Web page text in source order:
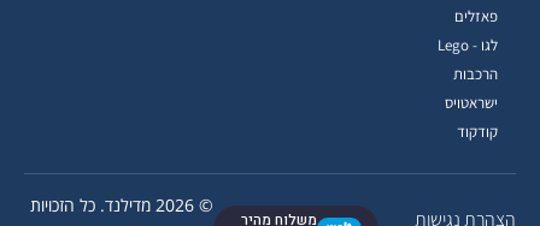
הצהרת נגישות משלוח מהיר
© 2026 מדילנד. כל הזכויות
פאזלים
לגו - Lego
הרכבות
ישראטויס
קודקוד